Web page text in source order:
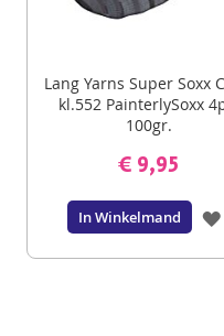
Lang Yarns Super Soxx
kl.552 PainterlySoxx
100gr.
€ 9,95
In Winkelmand